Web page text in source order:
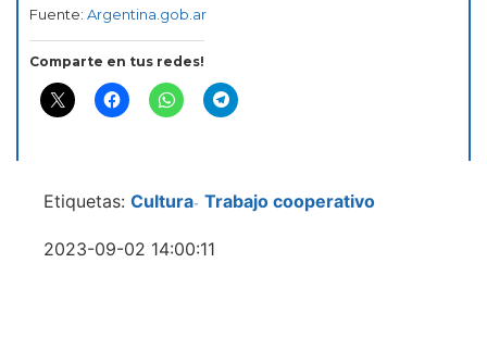
Fuente: Argentina.gob.ar
Comparte en tus redes!
Etiquetas: Cultura- Trabajo cooperativo
2023-09-02 14:00:11